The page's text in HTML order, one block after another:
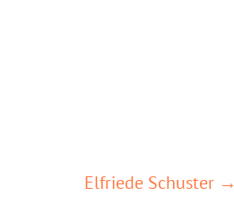
Elfriede Schuster →